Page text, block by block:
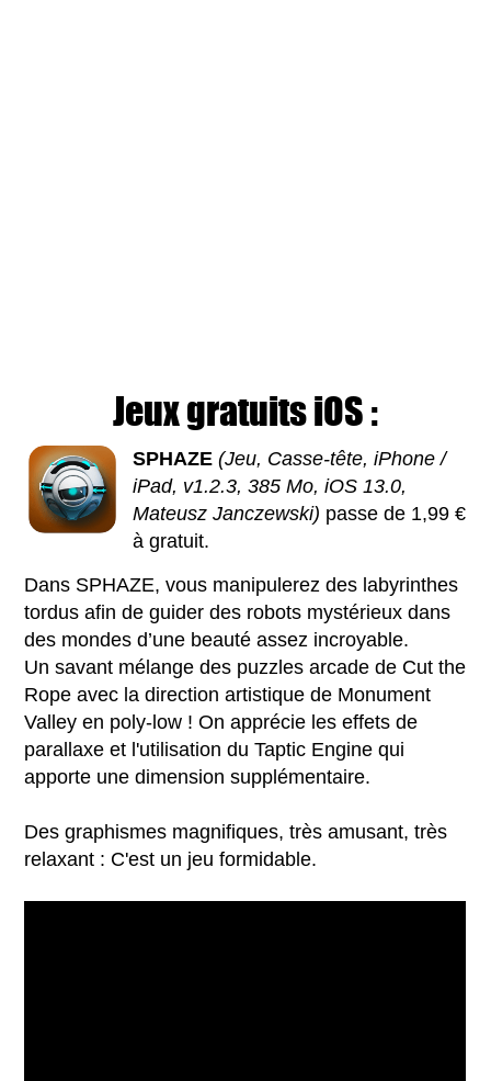
Jeux gratuits iOS :
SPHAZE (Jeu, Casse-tête, iPhone /
iPad, v1.2.3, 385 Mo, iOS 13.0,
Mateusz Janczewski) passe de 1,99 €
à gratuit.
Dans SPHAZE, vous manipulerez des labyrinthes
tordus afin de guider des robots mystérieux dans
des mondes d’une beauté assez incroyable.
Un savant mélange des puzzles arcade de Cut the
Rope avec la direction artistique de Monument
Valley en poly-low ! On apprécie les effets de
parallaxe et l'utilisation du Taptic Engine qui
apporte une dimension supplémentaire.
Des graphismes magnifiques, très amusant, très
relaxant : C'est un jeu formidable.